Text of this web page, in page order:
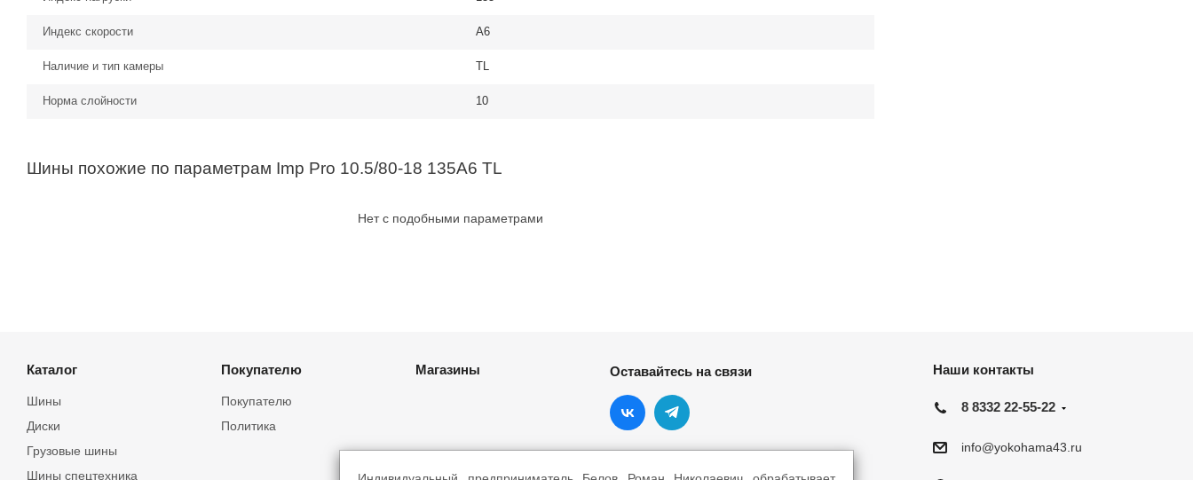
Индекс скорости A6
Наличие и тип камеры TL
Норма слойности 10
Шины похожие по параметрам Imp Pro 10.5/80-18 135A6 TL
Нет с подобными параметрами
Каталог
Шины
Грузовые шины
Шины спецтехника
Диски
Покупателю
Покупателю
Политика
Магазины Оставайтесь на связи Наши контакты
8 8332 22-55-22
info@yokohama43.ru